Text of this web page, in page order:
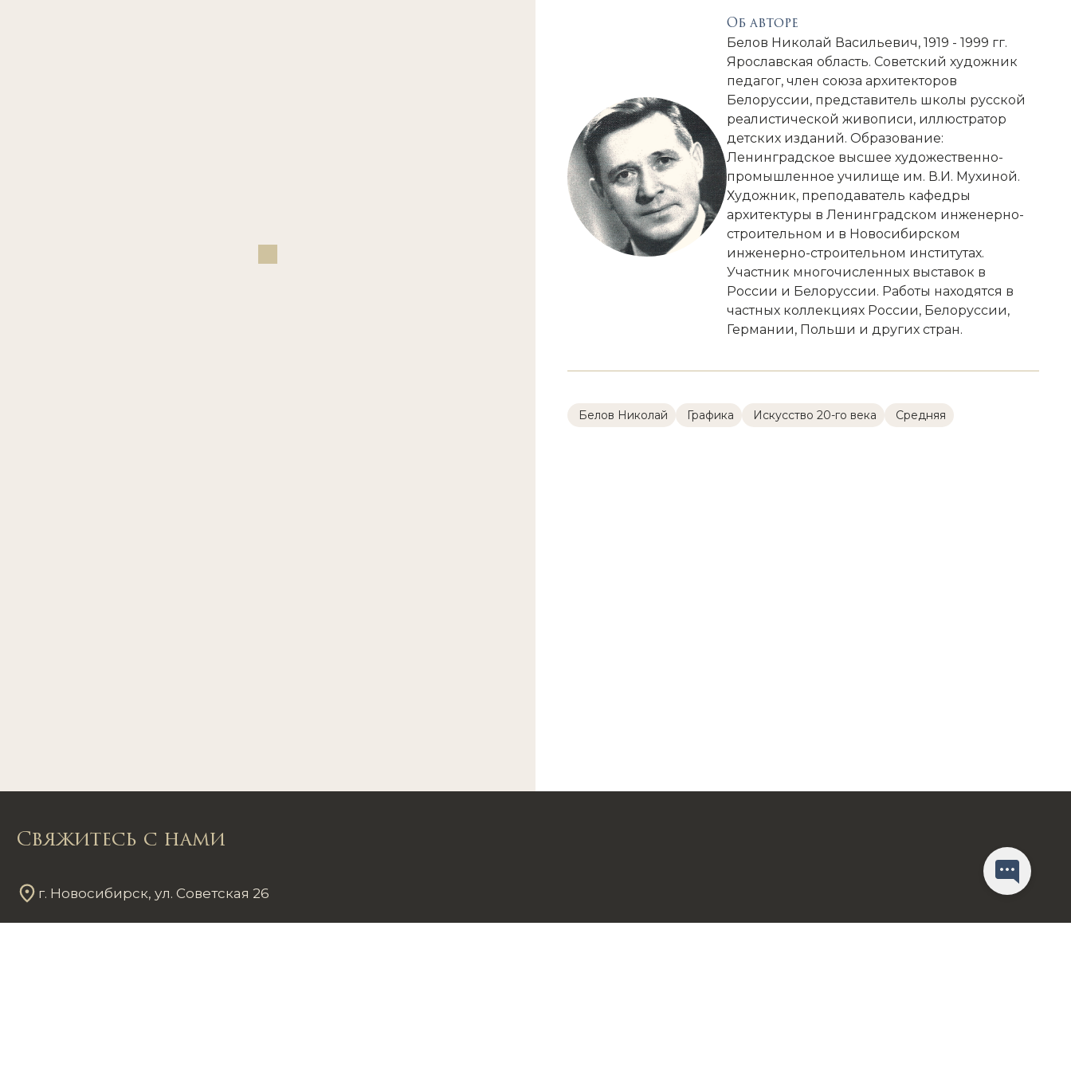
Об авторе
Белов Николай Васильевич, 1919 - 1999 гг.
Ярославская область. Советский художник
педагог, член союза архитекторов
Белоруссии, представитель школы русской
реалистической живописи, иллюстратор
детских изданий. Образование:
Ленинградское высшее художественно-
промышленное училище им. В.И. Мухиной.
Художник, преподаватель кафедры
архитектуры в Ленинградском инженерно-
строительном и в Новосибирском
инженерно-строительном институтах.
Участник многочисленных выставок в
России и Белоруссии. Работы находятся в
частных коллекциях России, Белоруссии,
Германии, Польши и других стран.
Белов Николай Графика Искусство 20-го века Cредняя
Свяжитесь с нами
г. Новосибирск, ул. Советская 26